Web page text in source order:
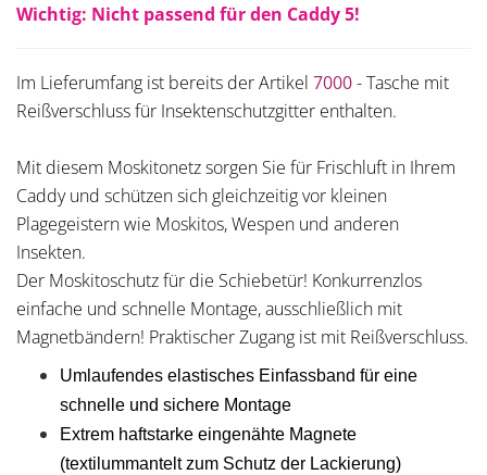
Wichtig: Nicht passend für den Caddy 5!
Im Lieferumfang ist bereits der Artikel 7000-Tasche mit
Reißverschluss für Insektenschutzgitter enthalten.
Mit diesem Moskitonetz sorgen Sie für Frischluft in Ihrem
Caddy und schützen sich gleichzeitig vor kleinen
Plagegeistern wie Moskitos, Wespen und anderen
Insekten.
Der Moskitoschutz für die Schiebetür! Konkurrenzlos
einfache und schnelle Montage, ausschließlich mit
Magnetbändern! Praktischer Zugang ist mit Reißverschluss.
Umlaufendes elastisches Einfassband für eine
schnelle und sichere Montage
Extrem haftstarke eingenähte Magnete
(textilummantelt zum Schutz der Lackierung)